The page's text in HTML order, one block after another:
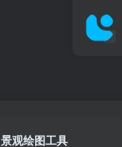
景观绘图工具